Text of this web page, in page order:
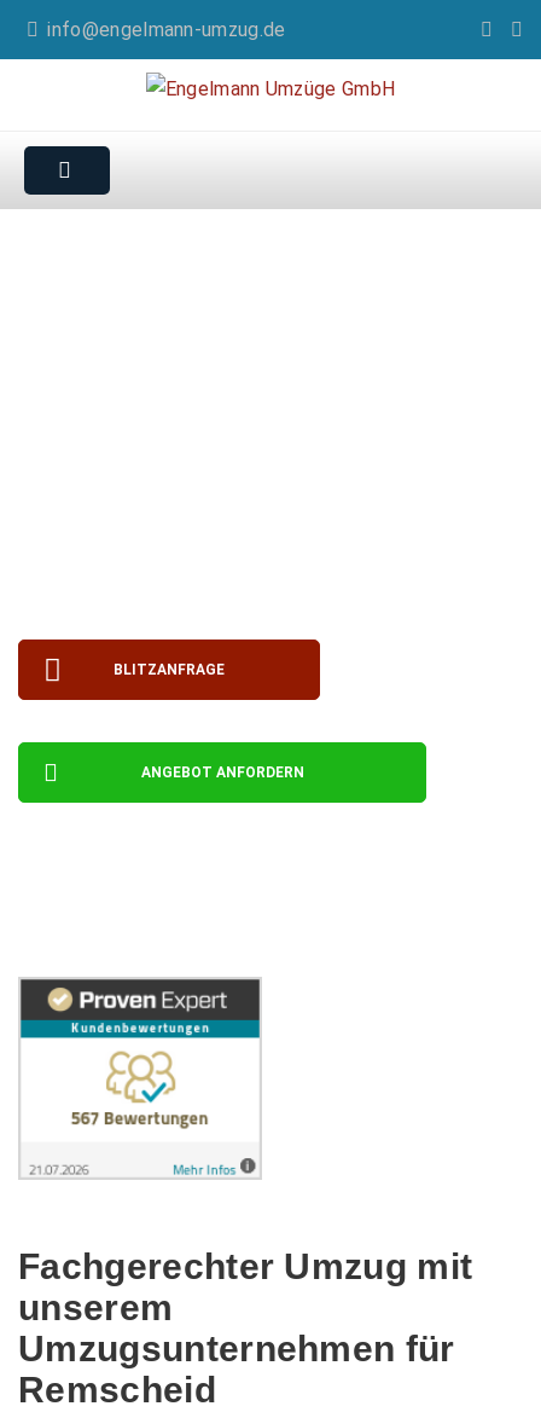
info@engelmann-umzug.de
BLITZANFRAGE
ANGEBOT ANFORDERN
Fachgerechter Umzug mit
unserem
Umzugsunternehmen für
Remscheid